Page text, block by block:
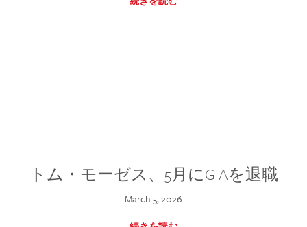
トム・モーゼス、5月にGIAを退職
March 5, 2026